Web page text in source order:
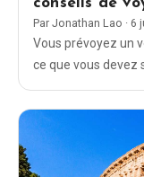
Par Jonathan Lao · 6
Vous prévoyez un
ce que vous devez